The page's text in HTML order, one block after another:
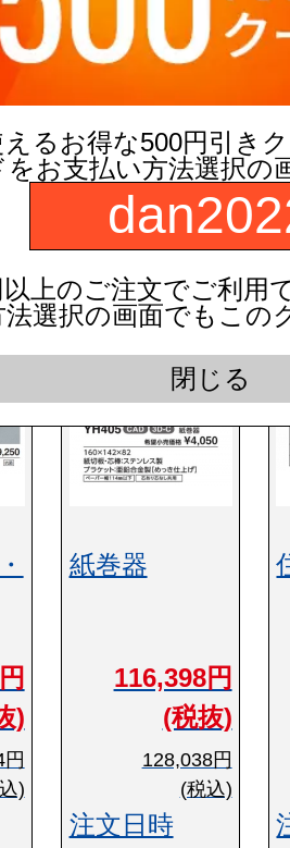
>
>
テンレス、クローム
在の店舗受注状
)
)
紙巻器
116,398円
(税抜)
128,038円
(税込)
注文日時
るお得な500円引き
をお支払い方法選択の
上のご注文でご利用
選択の画面でもこの
閉じる